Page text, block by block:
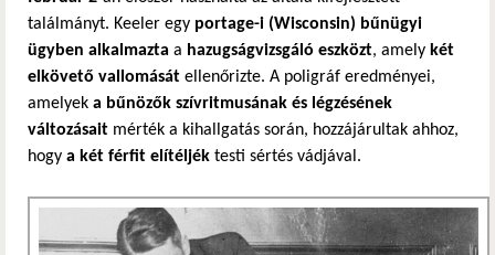
találmányt. Keeler egy portage-i (Wisconsin) bűnügyi
ügyben alkalmazta a hazugságvizsgáló eszközt, amely két
elkövető vallomását ellenőrizte. A poligráf eredményei,
amelyek a bűnözők szívritmusának és légzésének
változásait mérték a kihallgatás során, hozzájárultak ahhoz,
hogy a két férfit elítéljék testi sértés vádjával.